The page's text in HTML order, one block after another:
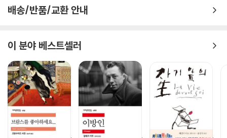
배송/반품/교환 안내
이 분야 베스트셀러